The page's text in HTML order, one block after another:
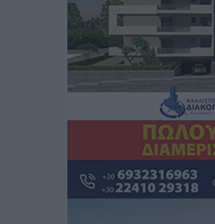
Τοπικές Ειδήσεις• πριν 13 ώρες
Αυτοκίνητο μπήκε
Μαστιχάρι –
Τοπικές Ειδήσεις• πριν 13 ώρες
“Η Ευρώπη αντιμετώπιζε
τρόμου” – Η
Γιασιράνη στον RV για τα